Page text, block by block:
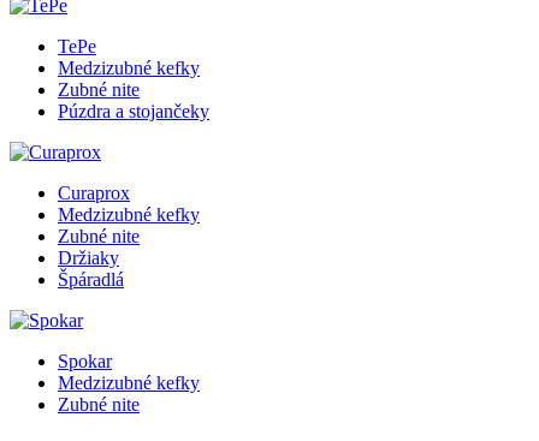
TePe
Medzizubné kefky
Zubné nite
Púzdra a stojančeky
Curaprox
Medzizubné kefky
Zubné nite
Držiaky
Špáradlá
Spokar
Medzizubné kefky
Zubné nite